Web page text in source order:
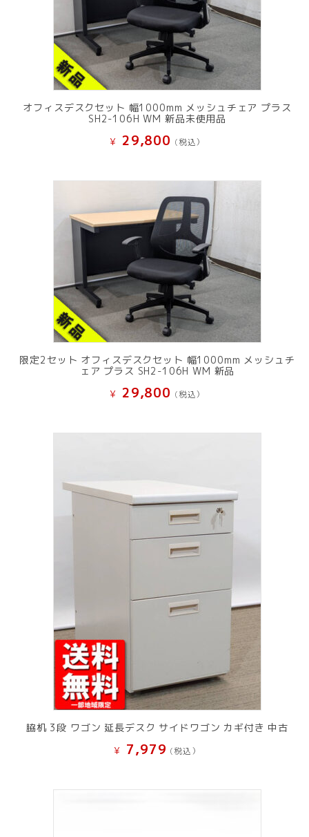
オフィスデスクセット 幅1000mm メッシュチェア プラス
SH2-106H WM 新品未使用品
¥ 29,800 (税込）
限定2セット オフィスデスクセット 幅1000mm メッシュチ
ェア プラス SH2-106H WM 新品
¥ 29,800 (税込）
脇机 3段 ワゴン 延長デスク サイドワゴン カギ付き 中古
¥ 7,979 (税込）